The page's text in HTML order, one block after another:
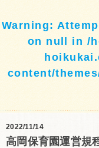
Warning:
on null in /
content/
2022/11/14
高岡保育園運営規